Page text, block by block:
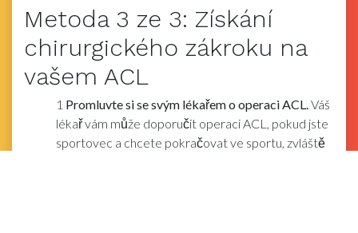
Metoda 3 ze 3: Získání
chirurgického zákroku na
vašem ACL
1 Promluvte si se svým lékařem o operaci ACL.Váš
lékař vám může doporučit operaci ACL, pokud jste
sportovec a chcete pokračovat ve sportu, zvláště